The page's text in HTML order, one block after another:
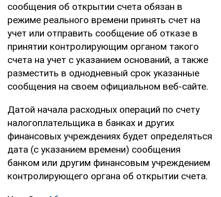
сообщения об открытии счета обязан в
режиме реального времени принять счет на
учет или отправить сообщение об отказе в
принятии контролирующим органом такого
счета на учет с указанием оснований, а также
разместить в однодневный срок указанные
сообщения на своем официальном веб-сайте.
Датой начала расходных операций по счету
налогоплательщика в банках и других
финансовых учреждениях будет определяться
дата (с указанием времени) сообщения
банком или другим финансовым учреждением
контролирующего органа об открытии счета.